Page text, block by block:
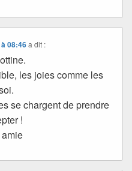
08:46 a dit :
les joies comme les
se chargent de prendre
!